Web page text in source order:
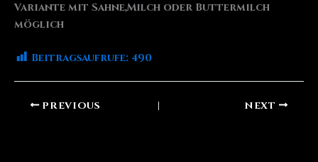
Variante mit Sahne,Milch oder Buttermilch
möglich
Beitragsaufrufe: 490
PREVIOUS NEXT